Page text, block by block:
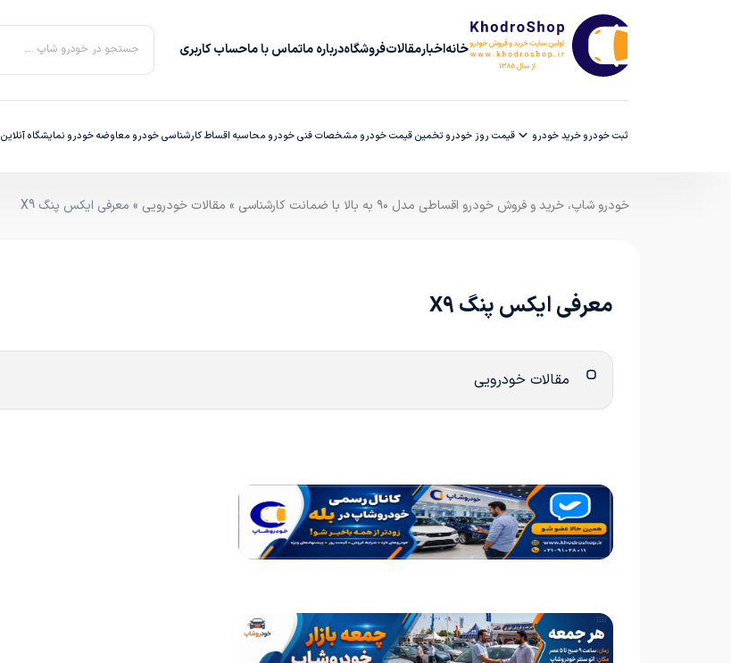
خانهاخبارمقالاتفروشگاهدرباره‌ ماتماس با ماحساب کاربری جستجو در خودرو شاپ ...
ثبت خودروخرید خودرو قیمت روز خودرو تخمین قیمت خودرو مشخصات فنی خودرو محاسبه اقساطکارشناسی خودرو معاوضه خودرو نمایشگاه آنلاین
خودرو شاپ، خرید و فروش خودرو اقساطی مدل ۹۰ به بالا با ضمانت کارشناسی » مقالات خودرویی » معرفی ایکس پنگ X9
معرفی ایکس پنگ X9
مقالات خودرویی